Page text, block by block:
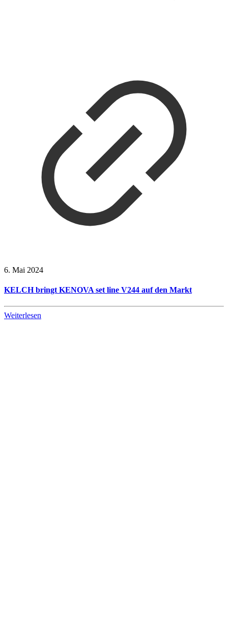
6. Mai 2024
KELCH bringt KENOVA set line V244 auf den Markt
Weiterlesen